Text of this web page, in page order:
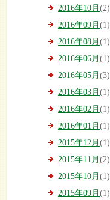
2016年10月 (2)
2016年09月 (1)
2016年08月 (1)
2016年06月 (1)
2016年05月 (3)
2016年03月 (1)
2016年02月 (1)
2016年01月 (1)
2015年12月 (1)
2015年11月 (2)
2015年10月 (1)
2015年09月 (1)